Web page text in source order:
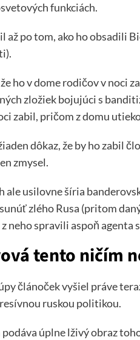
funkciách.
až po tom, ako ho obsadili
ho v dome rodičov v noci
zložiek bojujúci s
zabil, pričom z domu
dôkaz, že by ho zabil
zmysel.
ale usilovne šíria
zlého Rusa (pritom
neho spravili aspoň agenta
tento ničím
článoček vyšiel práve
ruskou politikou.
úplne lživý obraz